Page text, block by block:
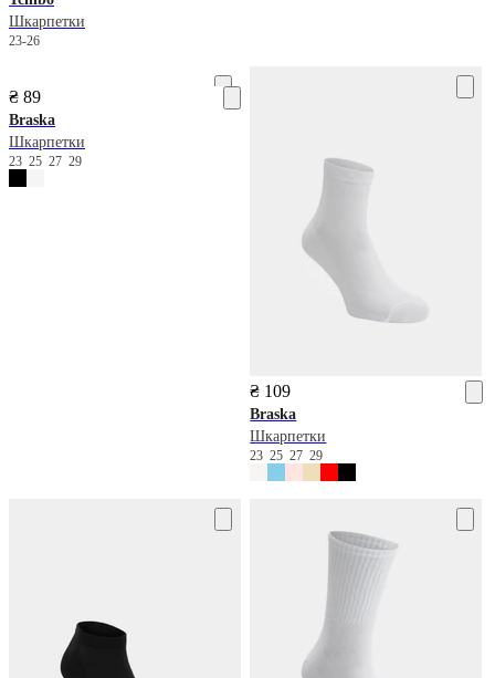
Шкарпетки
23-26
₴ 89
Braska
Шкарпетки
23 25 27 29
₴ 109
Braska
Шкарпетки
23252729